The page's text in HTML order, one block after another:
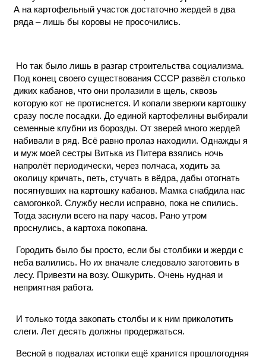
А на картофельный участок достаточно жердей в два
ряда – лишь бы коровы не просочились.
Но так было лишь в разгар строительства социализма.
Под конец своего существования СССР развёл столько
диких кабанов, что они пролазили в щель, сквозь
которую кот не протиснется. И копали зверюги картошку
сразу после посадки. До единой картофелины выбирали
семенные клубни из борозды. От зверей много жердей
набивали в ряд. Всё равно пролаз находили. Однажды я
и муж моей сестры Витька из Питера взялись ночь
напролёт периодически, через полчаса, ходить за
околицу кричать, петь, стучать в вёдра, дабы отогнать
посягнувших на картошку кабанов. Мамка снабдила нас
самогонкой. Службу несли исправно, пока не спились.
Тогда заснули всего на пару часов. Рано утром
проснулись, а картоха покопана.
Городить было бы просто, если бы столбики и жерди с
неба валились. Но их вначале следовало заготовить в
лесу. Привезти на возу. Ошкурить. Очень нудная и
неприятная работа.
И только тогда закопать столбы и к ним приколотить
слеги. Лет десять должны продержаться.
Весной в подвалах истопки ещё хранится прошлогодняя